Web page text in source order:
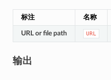
标注 名称
URL or file path URL
输出